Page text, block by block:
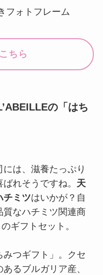
フォトフレーム
ちら
の「はち
は、滋養たっぷり
れそうですね。 天
チミツはいかが？自
なハチミツ関連商
ギフトセット。
つギフト」。クセ
るブルガリア産、